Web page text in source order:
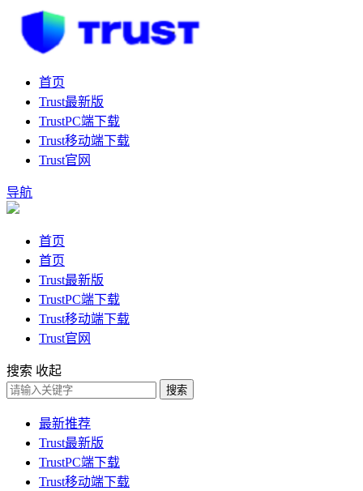
首页
Trust最新版
TrustPC端下载
Trust移动端下载
Trust官网
导航
首页
首页
Trust最新版
TrustPC端下载
Trust移动端下载
Trust官网
搜索 收起
搜索
最新推荐
Trust最新版
TrustPC端下载
Trust移动端下载